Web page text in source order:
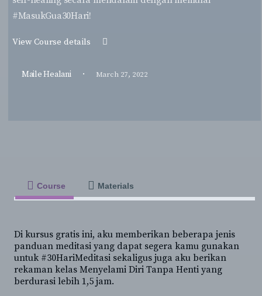
#MasukGua30Hari!
View Course details
Maile Healani · March 27, 2022
Course Materials
Di kursus gratis ini, aku memberikan beberapa jenis
panduan meditasi yang dapat segera kamu gunakan
untuk #30HariMeditasi sekaligus juga aku berikan
rekaman kelas Menyelami Diri Tanpa Henti yang
berdurasi lebih 1,5 jam.